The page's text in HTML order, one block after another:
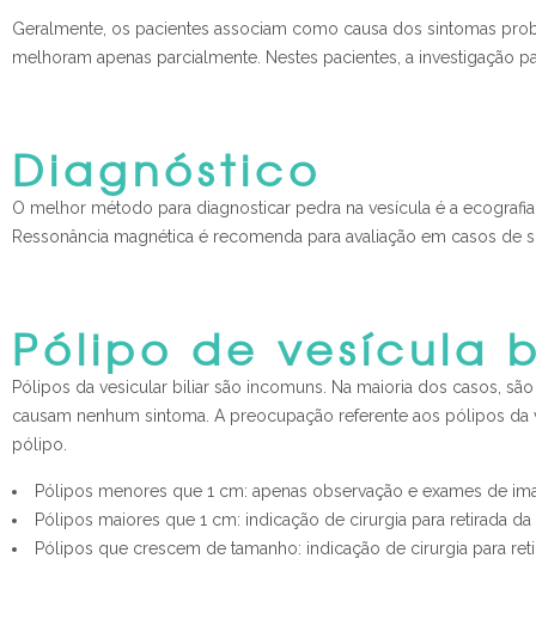
Geralmente, os pacientes associam como causa dos sintomas
melhoram apenas parcialmente. Nestes pacientes, a investigação
Diagnóstico
O melhor método para diagnosticar pedra na vesícula é a
Ressonância magnética é recomenda para avaliação em casos
Pólipo de vesícula
Pólipos da vesicular biliar são incomuns. Na maioria dos casos,
causam nenhum sintoma. A preocupação referente aos pólipos
pólipo.
Pólipos menores que 1 cm: apenas observação e exames de
Pólipos maiores que 1 cm: indicação de cirurgia para retirada
Pólipos que crescem de tamanho: indicação de cirurgia para